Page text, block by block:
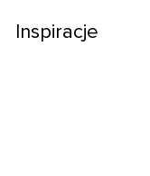
Inspiracje